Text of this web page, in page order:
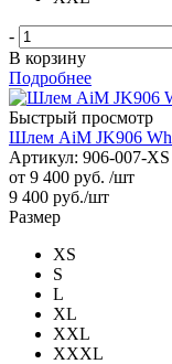
-
В корзину
Подробнее
Быстрый просмотр
Шлем AiM JK906
Артикул: 906-007-XS
от 9 400 руб. /шт
9 400 руб./шт
Размер
XS
S
L
XL
XXL
XXXL